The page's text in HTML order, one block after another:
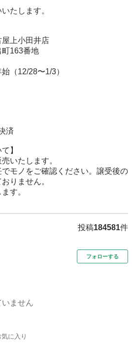
たします。
上小田井店
163番地
（12/28〜1/3）
済
】
いたします。
モノをご確認ください。譲受後の
りません。
す。
投稿184581件
フォローする
ません
気に入り